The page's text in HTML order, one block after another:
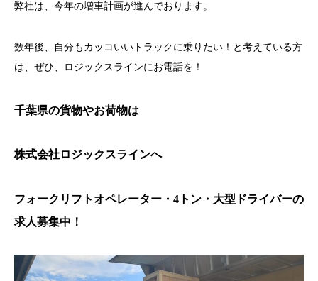
弊社は、今年の増車計画が進んでおります。
数年後、自分もカッコいいトラックに乗りたい！と考えている方
は、ぜひ、ロジックスラインにお電話を！
千葉県の貨物やお荷物は
株式会社ロジックスラインへ
フォークリフトオペレーター・4トン・大型 ドライバーの
求人募集中！